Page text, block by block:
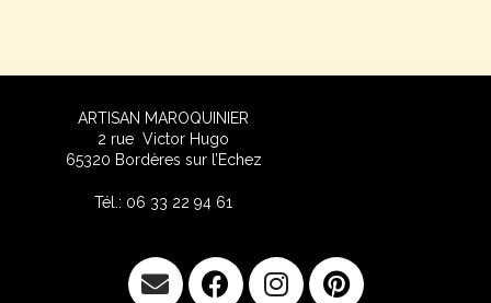
ARTISAN MAROQUINIER
2 rue Victor Hugo
65320 Bordères sur l’Echez
Tél.: 06 33 22 94 61